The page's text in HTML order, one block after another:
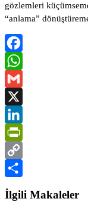
gözlemleri
“anlama”
Facebook
WhatsApp
Gmail
X
LinkedIn
PrintFriendly
Copy
Link
Share
İlgili Makaleler